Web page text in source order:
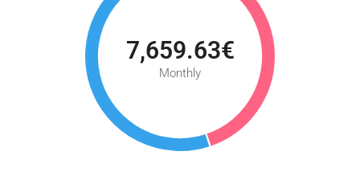
7,659.63€
Monthly